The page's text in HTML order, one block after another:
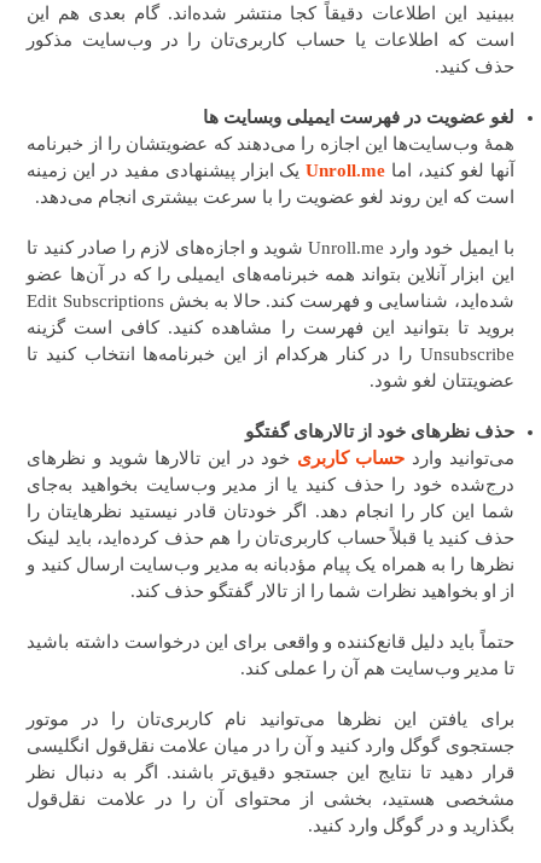
ببینید این اطلاعات دقیقاً کجا منتشر شده‌اند. گام بعدی هم این
است که اطلاعات یا حساب کاربری‌تان را در وب‌سایت مذکور
حذف کنید.
لغو عضویت در فهرست ایمیلی وبسایت ها
همهٔ وب‌سایت‌ها این اجازه را می‌دهند که عضویتشان را از خبرنامه
آنها لغو کنید، اما Unroll.meیک ابزار پیشنهادی مفید در این زمینه
است که این روند لغو عضویت را با سرعت بیشتری انجام می‌دهد.
با ایمیل خود وارد Unroll.me شوید و اجازه‌های لازم را صادر کنید تا
این ابزار آنلاین بتواند همه خبرنامه‌های ایمیلی را که در آن‌ها عضو
شده‌اید، شناسایی و فهرست کند. حالا به بخش Edit Subscriptions
بروید تا بتوانید این فهرست را مشاهده کنید. کافی است گزینه
Unsubscribe را در کنار هرکدام از این خبرنامه‌ها انتخاب کنید تا
عضویتتان لغو شود.
حذف نظرهای خود از تالارهای گفتگو
می‌توانید وارد حساب کاربری خود در این تالارها شوید و نظرهای
درج‌شده خود را حذف کنید یا از مدیر وب‌سایت بخواهید به‌جای
شما این کار را انجام دهد. اگر خودتان قادر نیستید نظرهایتان را
حذف کنید یا قبلاً حساب کاربری‌تان را هم حذف کرده‌اید، باید لینک
نظرها را به همراه یک پیام مؤدبانه به مدیر وب‌سایت ارسال کنید و
از او بخواهید نظرات شما را از تالار گفتگو حذف کند.
حتماً باید دلیل قانع‌کننده و واقعی برای این درخواست داشته باشید
تا مدیر وب‌سایت هم آن را عملی کند.
برای یافتن این نظرها می‌توانید نام کاربری‌تان را در موتور
جستجوی گوگل وارد کنید و آن را در میان علامت نقل‌قول انگلیسی
قرار دهید تا نتایج این جستجو دقیق‌تر باشند. اگر به دنبال نظر
مشخصی هستید، بخشی از محتوای آن را در علامت نقل‌قول
بگذارید و در گوگل وارد کنید.